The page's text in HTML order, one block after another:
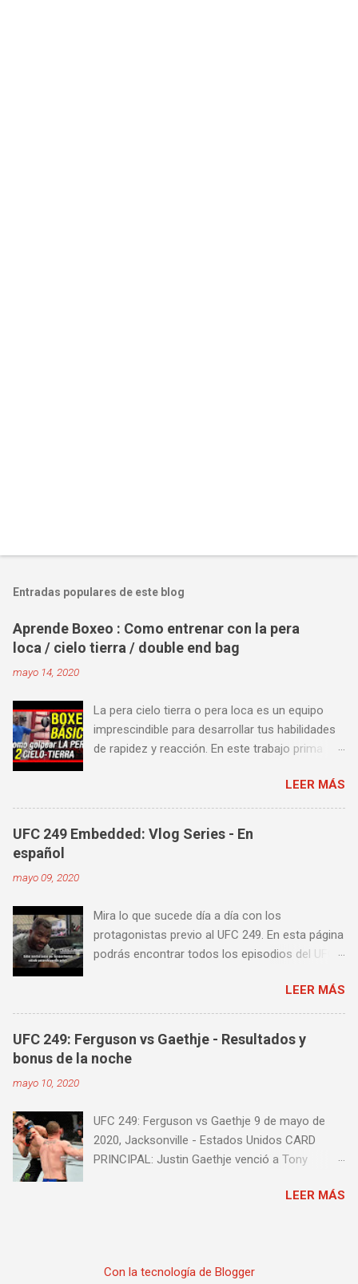
Entradas populares de este blog
Aprende Boxeo : Como entrenar con la pera
loca / cielo tierra / double end bag
mayo 14, 2020
La pera cielo tierra o pera loca es un equipo
imprescindible para desarrollar tus habilidades
de rapidez y reacción. En este trabajo prima
fuerza o la contundencia. Este trabajo también
es fenomenal para desarrollar esquives y
contra golpes a alta velocidad; así como
también las entradas rápidas para acortar
algunos videos donde puedes aprender a
golpear la pera cielo tierra o pera loca. En esta
lista de videos podrás ver diversos tipos de
LEER MÁS
UFC 249 Embedded: Vlog Series - En
español
mayo 09, 2020
Mira lo que sucede día a día con los
protagonistas previo al UFC 249. En esta página
podrás encontrar todos los episodios del UFC
castellano. Te sugiero que estés pendiente ya
que día a día iremos actualizando está pagina
con un nuevo episodio del UFC 249 Embedded:
Vlog Series. Episodio 1 Episodio 2
LEER MÁS
UFC 249: Ferguson vs Gaethje - Resultados y
bonus de la noche
mayo 10, 2020
UFC 249: Ferguson vs Gaethje 9 de mayo de
2020, Jacksonville - Estados Unidos CARD
PRINCIPAL: Justin Gaethje venció a Tony
Round 5 Henry Cejudo venció a Dominick Cruz
Calvin Kattar venció a Jeremy Stephens por
LEER MÁS
Con la tecnología de Blogger